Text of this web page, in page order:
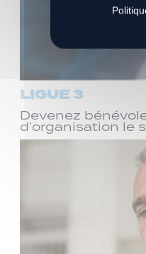
LIGUE 3
Devenez
d’organisation le